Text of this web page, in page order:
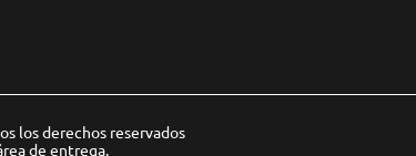
los derechos reservados
de entrega.